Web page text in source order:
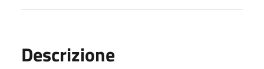
Descrizione